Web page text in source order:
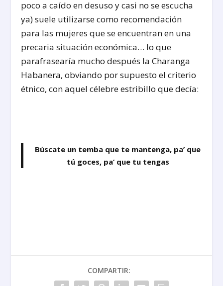
poco a caído en desuso y casi no se escucha
ya) suele utilizarse como recomendación
para las mujeres que se encuentran en una
precaria situación económica… lo que
parafrasearía mucho después la Charanga
Habanera, obviando por supuesto el criterio
étnico, con aquel célebre estribillo que decía:
Búscate un temba que te mantenga, pa’ que
tú goces, pa’ que tu tengas
COMPARTIR: